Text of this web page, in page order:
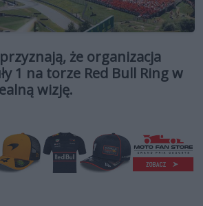
że organizacja
1 na torze Red Bull Ring w
wizję.